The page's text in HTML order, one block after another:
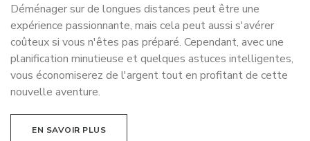
Déménager sur de longues distances peut être une
expérience passionnante, mais cela peut aussi s'avérer
coûteux si vous n'êtes pas préparé. Cependant, avec une
planification minutieuse et quelques astuces intelligentes,
vous économiserez de l'argent tout en profitant de cette
nouvelle aventure.
EN SAVOIR PLUS